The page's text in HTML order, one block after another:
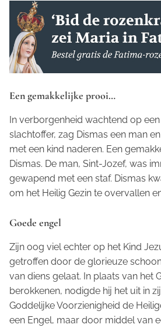
Een gemakkelijke prooi…
In verborgenheid wachtend op
slachtoffer, zag Dismas een man
met een kind naderen. Een
Dismas. De man, Sint-Jozef, was
gewapend met een staf. Dismas
om het Heilig Gezin te overvallen
Goede engel
Zijn oog viel echter op het Kind
getroffen door de glorieuze
van diens gelaat. In plaats van het
berokkenen, nodigde hij het uit in
Goddelijke Voorzienigheid de
een Engel, maar door middel van